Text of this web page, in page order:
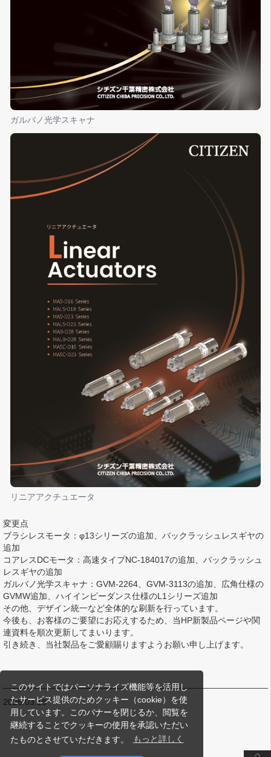
このサイトではパーソナライズ機能等を活用し
たサービス提供のためクッキー（cookie）を使
用しています。このバナーを閉じるか、閲覧を
継続することでクッキーの使用を承認いただい
たものとさせていただきます。
もっと詳しく
ガルバノ光学スキャナ
リニアアクチュエータ
変更点
ブラシレスモータ：φ13シリーズの追加、バックラッシュレスギヤの
追加
コアレスDCモータ：高速タイプNC-184017の追加、バックラッシュ
レスギヤの追加
ガルバノ光学スキャナ：GVM-2264、GVM-3113の追加、広角仕様の
GVMW追加、ハイインピーダンス仕様のL1シリーズ追加
その他、デザイン統一など全体的な刷新を行っています。
今後も、お客様のご要望にお応えするため、当HP新製品ページや関
連資料を順次更新してまいります。
引き続き、当社製品をご愛顧賜りますようお願い申し上げます。
2026.03.18